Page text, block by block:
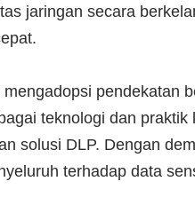
jaringan secara
pendekatan
teknologi dan praktik
solusi DLP. Dengan
terhadap data